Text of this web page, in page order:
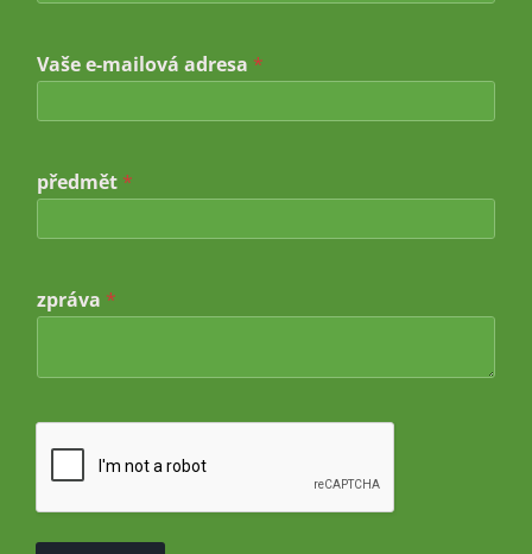
ř
e
d
t
*
e
Vaše e-mailová adresa *
předmět *
zpráva *